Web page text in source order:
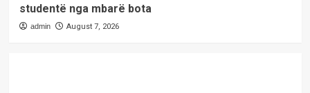
studentë nga mbarë bota
admin August 7, 2026